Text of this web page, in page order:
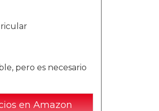
pero es necesario
en Amazon